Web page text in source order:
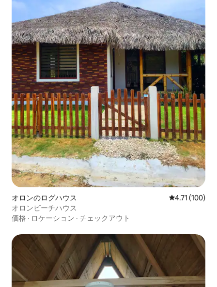
オロンのログハウス レビュー100
4.71 (100)
オロンビーチハウス
価格 · ロケーション · チェックアウト